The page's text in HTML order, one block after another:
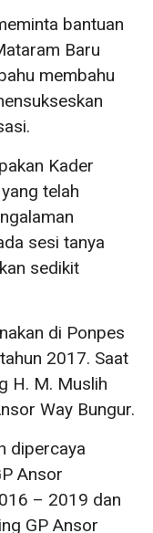
bantuan
Baru
membahu
Kader
telah
sesi tanya
sedikit
di Ponpes
2017. Saat
H. M. Muslih
Way Bungur.
dipercaya
Ansor
– 2019 dan
GP Ansor